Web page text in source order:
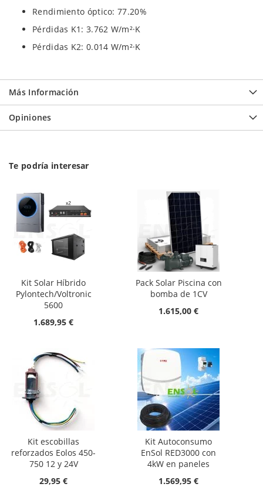
Rendimiento óptico: 77.20%
Pérdidas K1: 3.762 W/m²·K
Pérdidas K2: 0.014 W/m²·K
Más Información
Opiniones
Te podría interesar
Kit Solar Híbrido
Pylontech/Voltronic
5600
1.689,95 €
Pack Solar Piscina con
bomba de 1CV
1.615,00 €
Kit escobillas
reforzados Eolos 450-
750 12 y 24V
29,95 €
Kit Autoconsumo
EnSol RED3000 con
4kW en paneles
1.569,95 €